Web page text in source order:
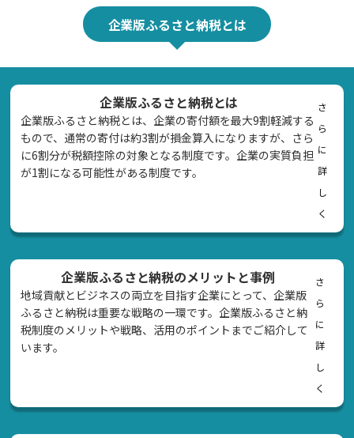
企業版ふるさと納税とは
企業版ふるさと納税とは
企業版ふるさと納税とは、企業の寄付額を最大9割軽減する
もので、通常の寄付は約3割が損金算入になりますが、さら
に6割分が税額控除の対象となる制度です。企業の実質負担
が1割になる可能性がある制度です。
さ
ら
に
詳
し
く
企業版ふるさと納税のメリットと事例
地域貢献とビジネスの両立を目指す企業にとって、企業版
ふるさと納税は重要な戦略の一環です。企業版ふるさと納
税制度のメリットや戦略、活用のポイントまでご紹介して
います。
さ
ら
に
詳
し
く